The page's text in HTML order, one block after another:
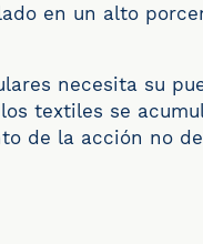
en un alto
necesita su
textiles se
de la acción no